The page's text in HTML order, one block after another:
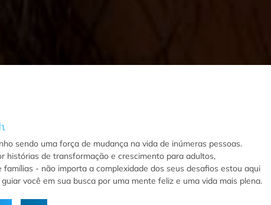
sendo uma força de mudança na vida de inúmeras pessoas.
histórias de transformação e crescimento para adultos,
famílias - não importa a complexidade dos seus desafios estou aqui
você em sua busca por uma mente feliz e uma vida mais plena.